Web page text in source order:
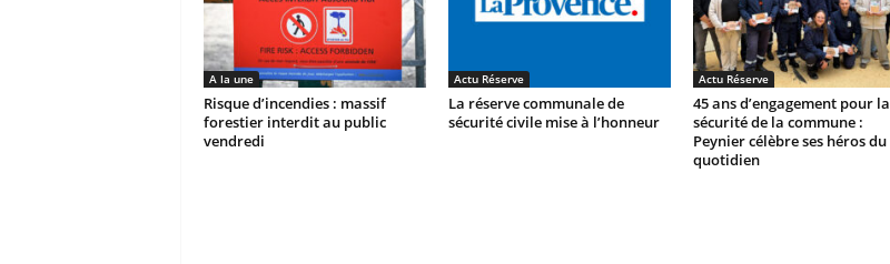
A la une
Risque d’incendies : massif
forestier interdit au public
vendredi
Actu Réserve
La réserve communale de
sécurité civile mise à l’honneur
Actu Réserve
45 ans d’engagement pour la
sécurité de la commune :
Peynier célèbre ses héros du
quotidien